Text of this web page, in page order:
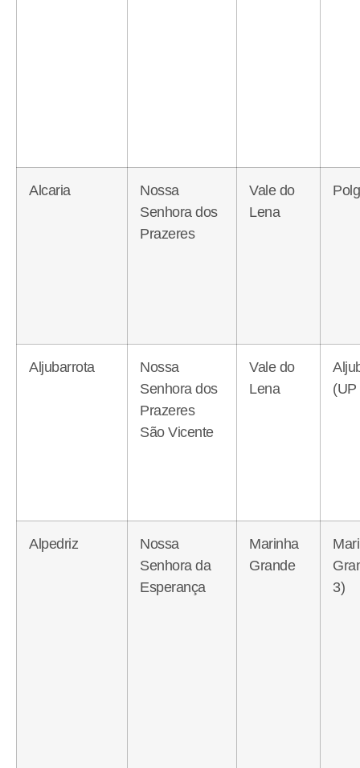
Alcaria
Nossa
Senhora dos
Prazeres
Vale do
Lena
Aljubarrota
Nossa
Senhora dos
Prazeres
São Vicente
Vale do
Lena
(UP
Alpedriz
Nossa
Senhora da
Esperança
Marinha
Grande
3)